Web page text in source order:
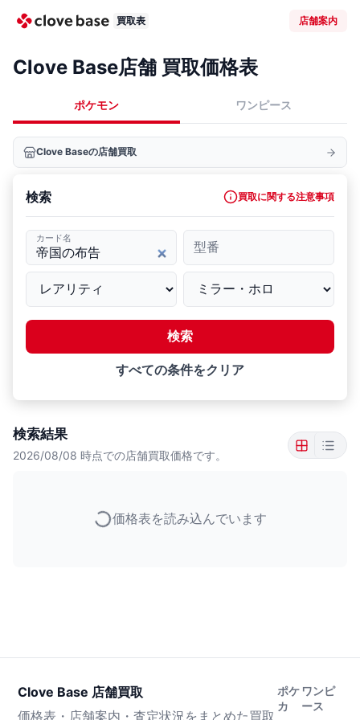
買取表 店舗案内
Clove Base店舗 買取価格表
ポケモン ワンピース
Clove Baseの店舗買取
検索 買取に関する注意事項
カード名
型番
検索
すべての条件をクリア
検索結果
2026/08/08 時点での店舗買取価格です。
価格表を読み込んでいます
Clove Base 店舗買取
価格表・店舗案内・査定状況をまとめた買取
ポケ
カ
ワンピ
ース